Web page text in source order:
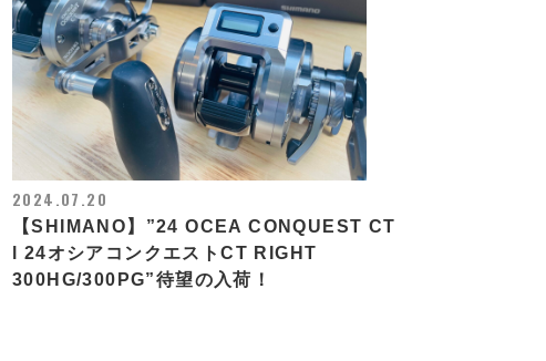
2024.07.20
【SHIMANO】”24 OCEA CONQUEST CT
l 24オシアコンクエストCT RIGHT
300HG/300PG”待望の入荷！